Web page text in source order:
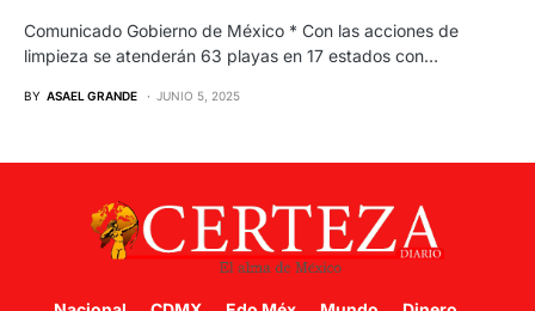
Comunicado Gobierno de México * Con las acciones de
limpieza se atenderán 63 playas en 17 estados con…
BY ASAEL GRANDE JUNIO 5, 2025